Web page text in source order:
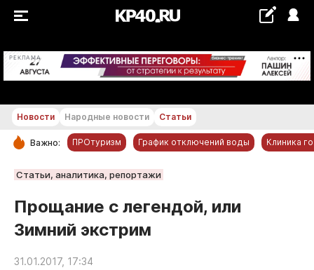
РЕКЛАМА +17...+18 °С
РУБРИКИ
Новости компаний
Статьи
Народные новости
Новости Народные новости Статьи
Важно: ПРОтуризм График отключений воды Клиника
Статьи, аналитика, репортажи
Прощание с легендой, или
Зимний экстрим
31.01.2017, 17:34